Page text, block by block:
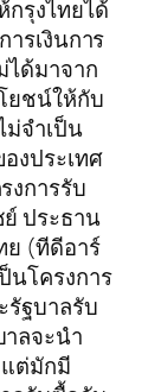
กรุงไทยได้
ารเงินการ
ได้มาจาก
ยชน์ให้กับ
จำเป็น
งประเทศ
งการรับ
ประธาน
ย (ทีดีอาร์
นโครงการ
รัฐบาลรับ
ลจะนำ
แต่มักมี